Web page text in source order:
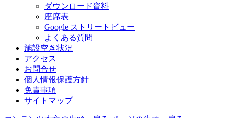
ダウンロード資料
座席表
Google ストリートビュー
よくある質問
施設空き状況
アクセス
お問合せ
個人情報保護方針
免責事項
サイトマップ